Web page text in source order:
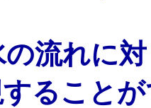
流れに対
ること